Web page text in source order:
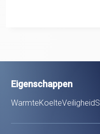
Eigenschappen
WarmteKoelteVeiligheid